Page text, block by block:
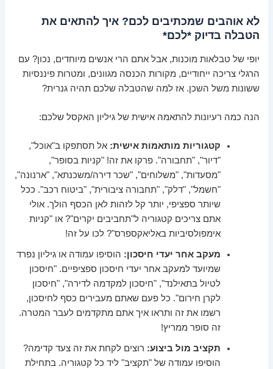
לא אוהבים שמכתיבים לכם? איך להתאים את
הטבלה בדיוק *לכם*
יופי של טבלאות מוכנות, אבל אתם הרי אנשים מיוחדים, נכון? עם
הרגלי צריכה ייחודיים, מקורות הכנסה מגוונים, ומטרות פיננסיות
ששונות משל השכן. אז למה שהטבלה שלכם תהיה גנרית?
הנה כמה רעיונות להתאמה אישית של גיליון האקסל שלכם:
קטגוריות מותאמות אישית: אל תסתפקו ב"אוכל",
"דיור", "תחבורה". פרקו את זה! "קניות בסופר",
"מסעדות", "משלוחים", "שכר דירה/משכנתא", "ארנונה",
"חשמל", "דלק", "תחבורה ציבורית", "ביטוח רכב". ככל
שיותר ספציפי, יותר קל לזהות לאן הכסף הולך. אולי
אתם צריכים קטגוריה ל"תחביבים יקרים"? או "קניות
אימפולסיביות באליאקספרס"? לכו על זה!
מעקב אחר יעדי חיסכון: הוסיפו עמודה או גיליון נפרד
שמיועד למעקב אחר יעדי חיסכון ספציפיים. "חיסכון
לטיול בתאילנד", "חיסכון למקדמה לדירה", "חיסכון
לקרן חירום". כל פעם שאתם מעבירים כסף לחיסכון,
רשמו את זה ותראו איך אתם מתקדמים לעבר המטרה.
זה סופר ממריץ!
תקציב מול ביצוע: רוצים לקחת את זה צעד קדימה?
הוסיפו עמודה של "תקציב" ליד כל קטגוריה. בתחילת